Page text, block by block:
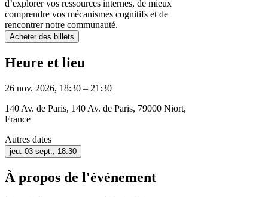
d’explorer vos ressources internes, de mieux
comprendre vos mécanismes cognitifs et de
rencontrer notre communauté.
Acheter des billets
Heure et lieu
26 nov. 2026, 18:30 – 21:30
140 Av. de Paris, 140 Av. de Paris, 79000 Niort,
France
Autres dates
jeu. 03 sept., 18:30
À propos de l'événement